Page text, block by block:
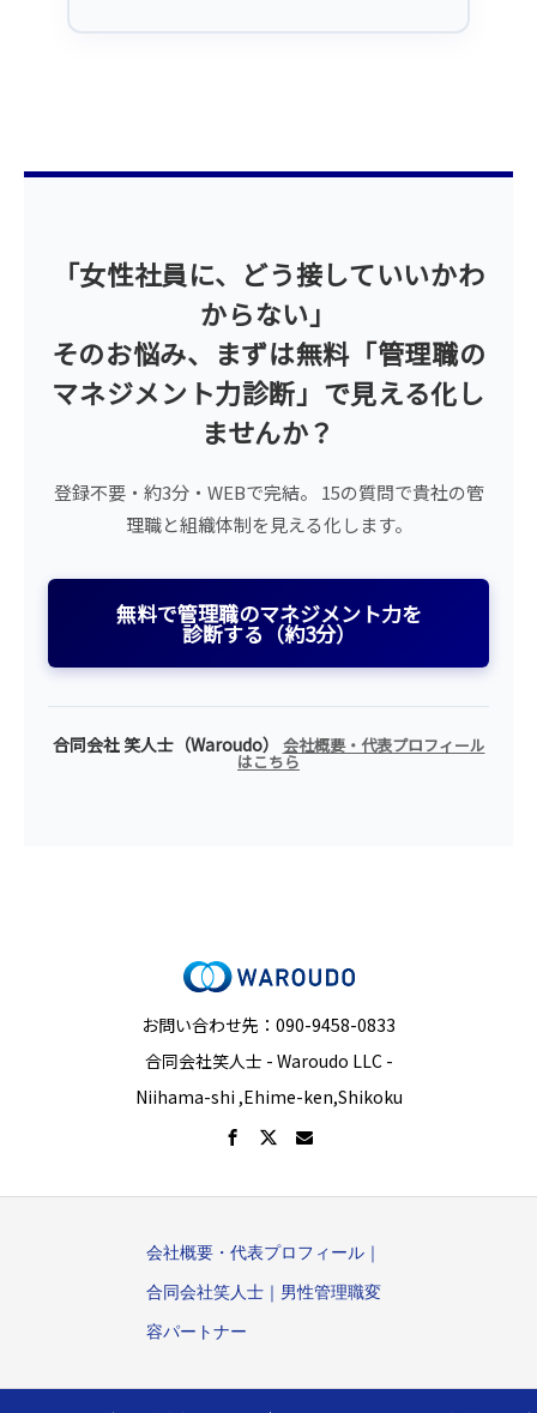
「女性社員に、どう接していいかわ
からない」
そのお悩み、まずは無料「管理職の
マネジメント力診断」で見える化し
ませんか？
登録不要・約3分・WEBで完結。 15の質問で貴社の管
理職と組織体制を見える化します。
無料で管理職のマネジメント力を
診断する（約3分）
合同会社 笑人士（Waroudo） 会社概要・代表プロフィール
はこちら
お問い合わせ先：090-9458-0833
合同会社笑人士 - Waroudo LLC -
Niihama-shi ,Ehime-ken,Shikoku
会社概要・代表プロフィール｜
合同会社笑人士｜男性管理職変
容パートナー